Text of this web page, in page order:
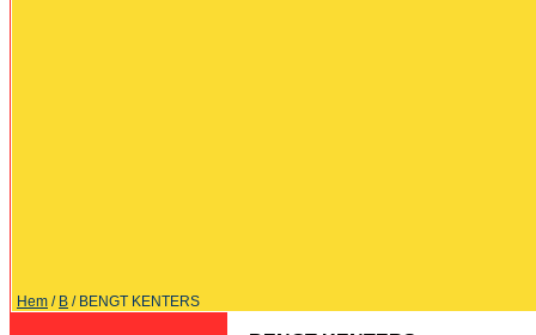
Hem / B / BENGT KENTERS